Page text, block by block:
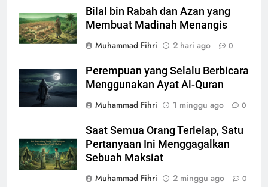
Bilal bin Rabah dan Azan yang
Membuat Madinah Menangis
Muhammad Fihri
2 hari ago 0
Perempuan yang Selalu Berbicara
Menggunakan Ayat Al-Quran
Muhammad Fihri
1 minggu ago 0
Saat Semua Orang Terlelap, Satu
Pertanyaan Ini Menggagalkan
Sebuah Maksiat
Muhammad Fihri
2 minggu ago 0